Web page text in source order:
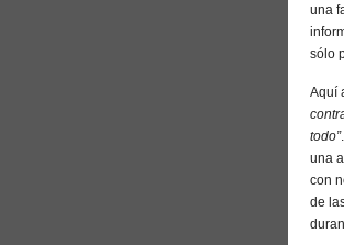
una
sólo
Aquí
todo”
una
con
de